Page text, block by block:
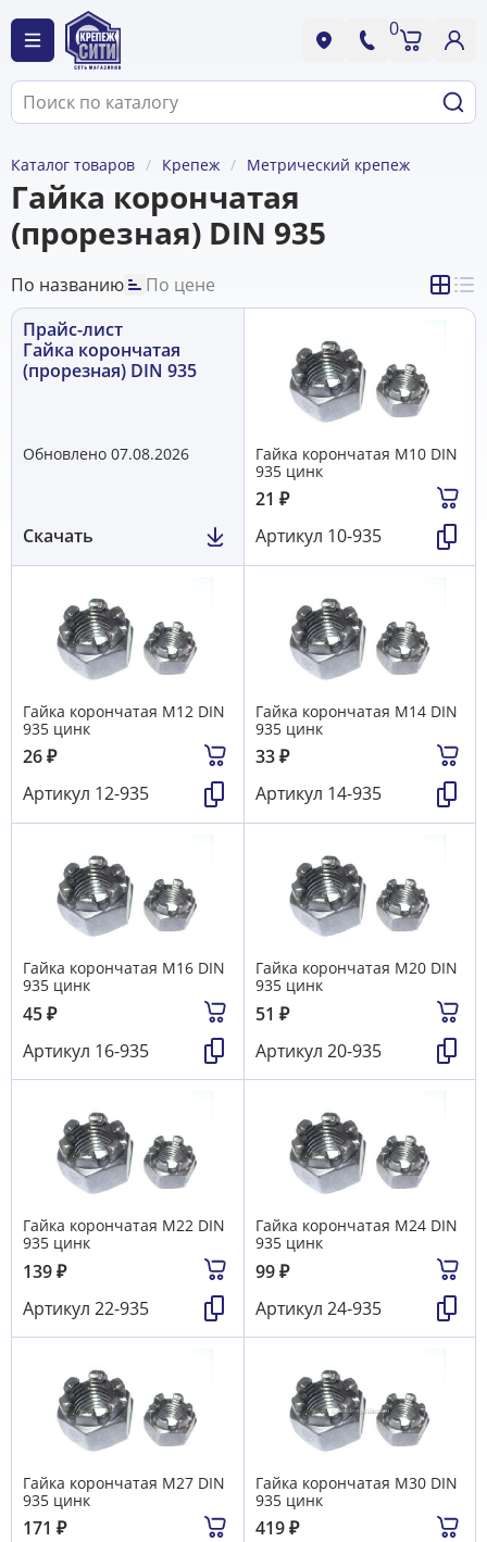
0
Каталог товаров Крепеж Метрический крепеж
Гайка корончатая
(прорезная) DIN 935
По названию
По цене
Прайс-лист
Гайка корончатая
(прорезная) DIN 935
Обновлено 07.08.2026
Скачать
Гайка корончатая М10 DIN
935 цинк
21 ₽
Артикул 10-935
Гайка корончатая М12 DIN
935 цинк
26₽
Артикул 12-935
Гайка корончатая М14 DIN
935 цинк
33₽
Артикул 14-935
Гайка корончатая М16 DIN
935 цинк
45₽
Артикул 16-935
Гайка корончатая М20 DIN
935 цинк
51 ₽
Артикул 20-935
Гайка корончатая М22 DIN
935 цинк
139₽
Артикул 22-935
Гайка корончатая М24 DIN
935 цинк
99₽
Артикул 24-935
Гайка корончатая М27 DIN
935 цинк
171 ₽
Гайка корончатая М30 DIN
935 цинк
419₽